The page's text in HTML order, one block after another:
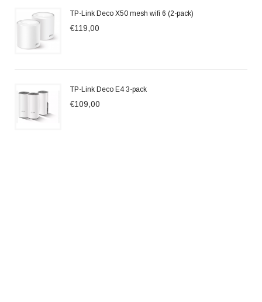
TP-Link Deco X50 mesh wifi 6 (2-pack)
€119,00
TP-Link Deco E4 3-pack
€109,00